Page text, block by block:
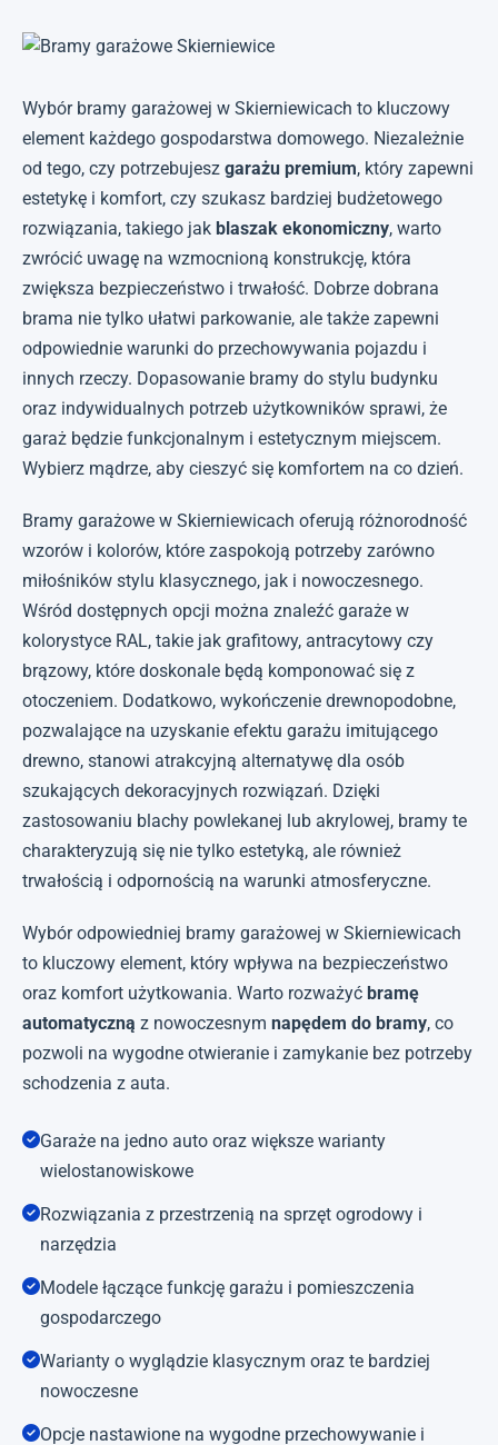
Wybór bramy garażowej w Skierniewicach to kluczowy
element każdego gospodarstwa domowego. Niezależnie
od tego, czy potrzebujesz garażu premium, który zapewni
estetykę i komfort, czy szukasz bardziej budżetowego
rozwiązania, takiego jak blaszak ekonomiczny, warto
zwrócić uwagę na wzmocnioną konstrukcję, która
zwiększa bezpieczeństwo i trwałość. Dobrze dobrana
brama nie tylko ułatwi parkowanie, ale także zapewni
odpowiednie warunki do przechowywania pojazdu i
innych rzeczy. Dopasowanie bramy do stylu budynku
oraz indywidualnych potrzeb użytkowników sprawi, że
garaż będzie funkcjonalnym i estetycznym miejscem.
Wybierz mądrze, aby cieszyć się komfortem na co dzień.
Bramy garażowe w Skierniewicach oferują różnorodność
wzorów i kolorów, które zaspokoją potrzeby zarówno
miłośników stylu klasycznego, jak i nowoczesnego.
Wśród dostępnych opcji można znaleźć garaże w
kolorystyce RAL, takie jak grafitowy, antracytowy czy
brązowy, które doskonale będą komponować się z
otoczeniem. Dodatkowo, wykończenie drewnopodobne,
pozwalające na uzyskanie efektu garażu imitującego
drewno, stanowi atrakcyjną alternatywę dla osób
szukających dekoracyjnych rozwiązań. Dzięki
zastosowaniu blachy powlekanej lub akrylowej, bramy te
charakteryzują się nie tylko estetyką, ale również
trwałością i odpornością na warunki atmosferyczne.
Wybór odpowiedniej bramy garażowej w Skierniewicach
to kluczowy element, który wpływa na bezpieczeństwo
oraz komfort użytkowania. Warto rozważyć bramę
automatyczną z nowoczesnym napędem do bramy, co
pozwoli na wygodne otwieranie i zamykanie bez potrzeby
schodzenia z auta.
Garaże na jedno auto oraz większe warianty
wielostanowiskowe
Rozwiązania z przestrzenią na sprzęt ogrodowy i
narzędzia
Modele łączące funkcję garażu i pomieszczenia
gospodarczego
Warianty o wyglądzie klasycznym oraz te bardziej
nowoczesne
Opcje nastawione na wygodne przechowywanie i